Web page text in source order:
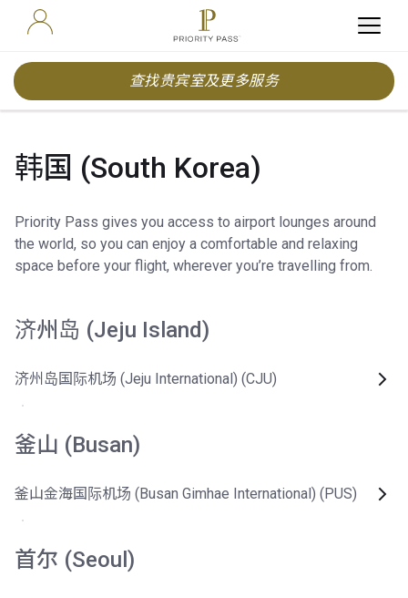
查找贵宾室及更多服务
韩国 (South Korea)
Priority Pass gives you access to airport lounges around
the world, so you can enjoy a comfortable and relaxing
space before your flight, wherever you’re travelling from.
济州岛 (Jeju Island)
济州岛国际机场 (Jeju International) (CJU)
釜山 (Busan)
釜山金海国际机场 (Busan Gimhae International) (PUS)
首尔 (Seoul)